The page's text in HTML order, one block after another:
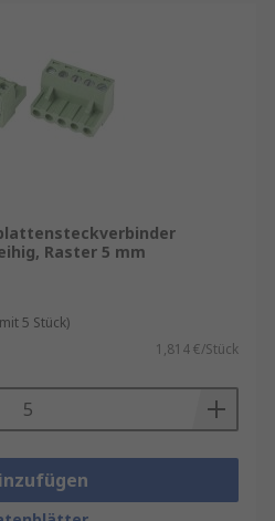
Raster 5 mm
5 Stück)
1,814 €/Stück